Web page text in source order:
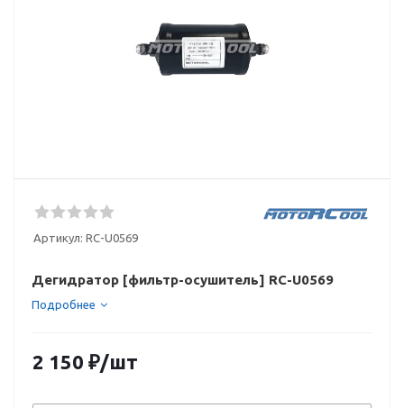
Артикул: RC-U0569
Дегидратор [фильтр-осушитель] RC-U0569
Подробнее
2 150 ₽/шт